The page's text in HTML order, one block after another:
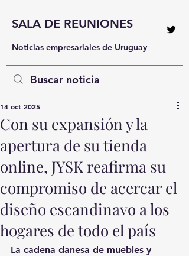
SALA DE REUNIONES
Noticias empresariales de Uruguay
Con su expansión y la
apertura de su tienda
online, JYSK reafirma su
compromiso de acercar el
diseño escandinavo a los
hogares de todo el país
14 oct 2025
La cadena danesa de muebles y